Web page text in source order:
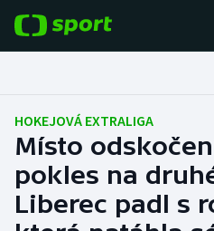
Fotbal
Hokej
Tenis
HOKEJOVÁ EXTRALIGA
Místo
pokles na
Liberec padl s